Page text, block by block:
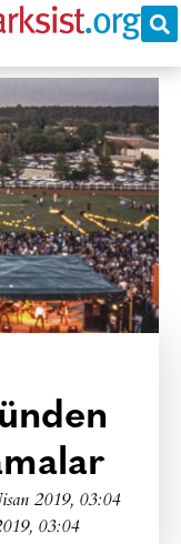
2019, 03:04
03:04